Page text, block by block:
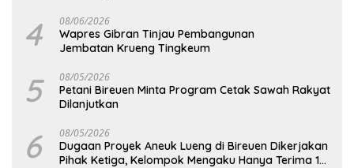
4 08/06/2026
Wapres Gibran Tinjau Pembangunan
Jembatan Krueng Tingkeum
5 08/05/2026
Petani Bireuen Minta Program Cetak Sawah Rakyat
Dilanjutkan
6 08/05/2026
Dugaan Proyek Aneuk Lueng di Bireuen Dikerjakan
Pihak Ketiga, Kelompok Mengaku Hanya Terima 10